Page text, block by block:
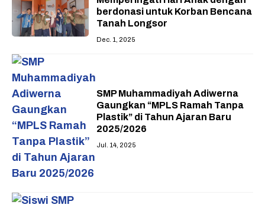
berdonasi untuk Korban Bencana
Tanah Longsor
Dec. 1, 2025
SMP Muhammadiyah Adiwerna
Gaungkan “MPLS Ramah Tanpa
Plastik” di Tahun Ajaran Baru
2025/2026
Jul. 14, 2025